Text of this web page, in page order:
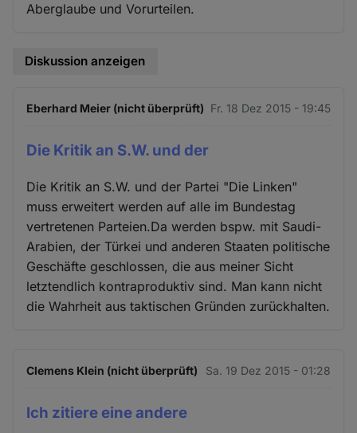
Aberglaube und Vorurteilen.
Diskussion anzeigen
Eberhard Meier (nicht überprüft) Fr. 18 Dez 2015 - 19:45
Die Kritik an S.W. und der
Die Kritik an S.W. und der Partei "Die Linken"
muss erweitert werden auf alle im Bundestag
vertretenen Parteien.Da werden bspw. mit Saudi-
Arabien, der Türkei und anderen Staaten politische
Geschäfte geschlossen, die aus meiner Sicht
letztendlich kontraproduktiv sind. Man kann nicht
die Wahrheit aus taktischen Gründen zurückhalten.
Clemens Klein (nicht überprüft) Sa. 19 Dez 2015 - 01:28
Ich zitiere eine andere